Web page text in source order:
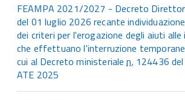
FEAMPA 2021/2027 - Decreto
del 01 luglio 2026 recante
dei criteri per l'erogazione degli aiuti alle
che effettuano l'interruzione
cui al Decreto ministerialen. 124436
ATE 2025